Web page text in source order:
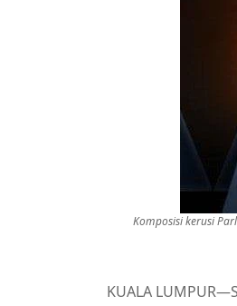
Komposisi kerusi
KUALA